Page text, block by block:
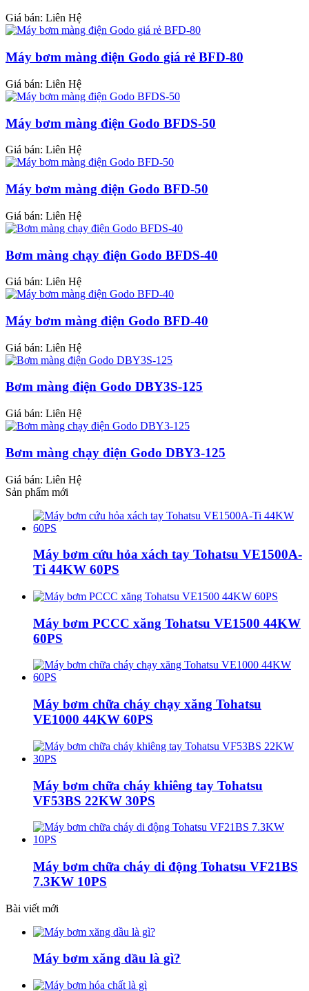
Giá bán: Liên Hệ
Máy bơm màng điện Godo giá rẻ BFD-80
Giá bán: Liên Hệ
Máy bơm màng điện Godo BFDS-50
Giá bán: Liên Hệ
Máy bơm màng điện Godo BFD-50
Giá bán: Liên Hệ
Bơm màng chạy điện Godo BFDS-40
Giá bán: Liên Hệ
Máy bơm màng điện Godo BFD-40
Giá bán: Liên Hệ
Bơm màng điện Godo DBY3S-125
Giá bán: Liên Hệ
Bơm màng chạy điện Godo DBY3-125
Giá bán: Liên Hệ
Sản phẩm mới
Máy bơm cứu hỏa xách tay Tohatsu VE1500A-
Ti 44KW 60PS
Máy bơm PCCC xăng Tohatsu VE1500 44KW
60PS
Máy bơm chữa cháy chạy xăng Tohatsu
VE1000 44KW 60PS
Máy bơm chữa cháy khiêng tay Tohatsu
VF53BS 22KW 30PS
Máy bơm chữa cháy di động Tohatsu VF21BS
7.3KW 10PS
Bài viết mới
Máy bơm xăng dầu là gì?